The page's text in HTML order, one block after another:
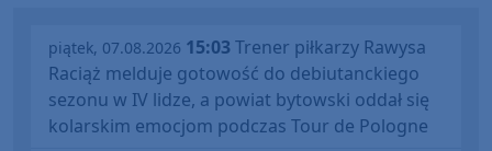
piątek, 07.08.2026 15:03Trener piłkarzy Rawysa
Raciąż melduje gotowość do debiutanckiego
sezonu w IV lidze, a powiat bytowski oddał się
kolarskim emocjom podczas Tour de Pologne